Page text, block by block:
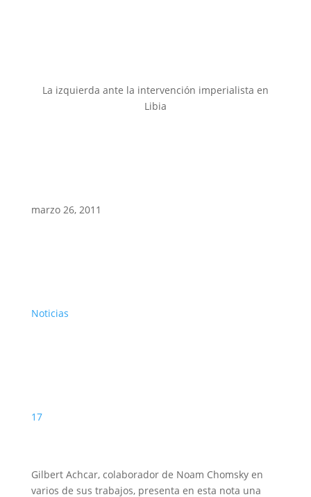
La izquierda ante la intervención imperialista en
Libia
marzo 26, 2011
Noticias
17
Gilbert Achcar, colaborador de Noam Chomsky en
varios de sus trabajos, presenta en esta nota una